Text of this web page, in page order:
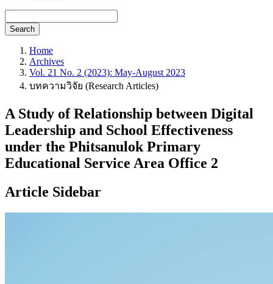
Search
Home
Archives
Vol. 21 No. 2 (2023): May-August 2023
บทความวิจัย (Research Articles)
A Study of Relationship between Digital
Leadership and School Effectiveness
under the Phitsanulok Primary
Educational Service Area Office 2
Article Sidebar